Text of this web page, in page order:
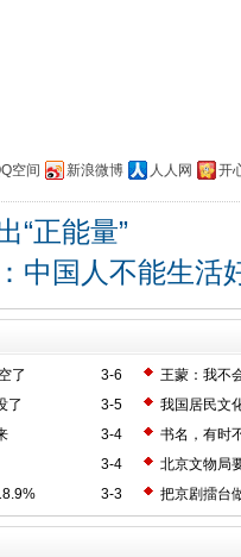
空间 新浪微博 人人网 开
“正能量”
中国人不能生活
3-6
了
王蒙：我不
3-5
了
我国居民文
3-4
书名，有时
3-4
北京文物局
3-3
把京剧擂台